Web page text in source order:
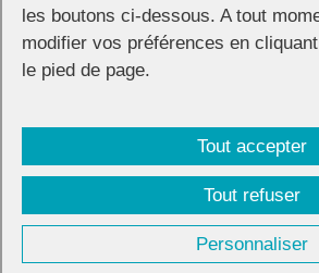
CONNECTION© 2026 |Mentions
Unscuzzy| Conception :
les boutons ci-dessous. A tout
modifier vos préférences en
le pied de page.
Tout accepter
Tout refuser
Personnaliser